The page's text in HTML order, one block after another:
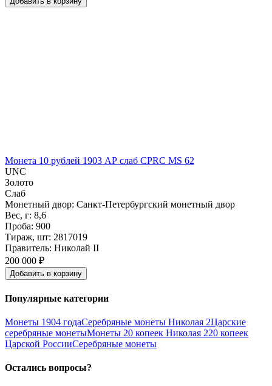
Монета 10 рублей 1903 АР слаб CPRC MS 62
UNC
Золото
Слаб
Монетный двор: Санкт-Петербургский монетный двор
Вес, г: 8,6
Проба: 900
Тираж, шт: 2817019
Правитель: Николай II
200 000 ₽
Добавить в корзину
Популярные категории
Монеты 1904 годаСеребряные монеты Николая 2Царские
серебряные монетыМонеты 20 копеек Николая 220 копеек
Царской РоссииСеребряные монеты
Остались вопросы?